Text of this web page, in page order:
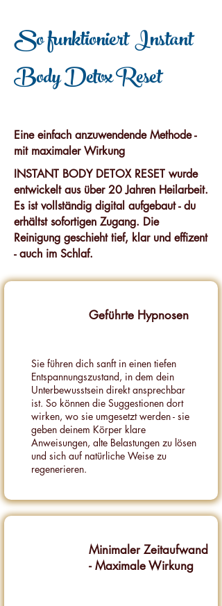
So funktioniert Instant
Body Detox Reset
Eine einfach anzuwendende Methode -
mit maximaler Wirkung
INSTANT BODY DETOX RESET wurde
entwickelt aus über 20 Jahren Heilarbeit.
Es ist vollständig digital aufgebaut - du
erhältst sofortigen Zugang. Die
Reinigung geschieht tief, klar und effizent
- auch im Schlaf.
Geführte Hypnosen
Sie führen dich sanft in einen tiefen
Entspannungszustand, in dem dein
Unterbewusstsein direkt ansprechbar
ist. So können die Suggestionen dort
wirken, wo sie umgesetzt werden - sie
geben deinem Körper klare
Anweisungen, alte Belastungen zu lösen
und sich auf natürliche Weise zu
regenerieren.
Minimaler Zeitaufwand
- Maximale Wirkung